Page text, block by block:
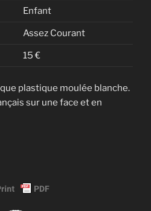
Enfant
Assez Courant
15 €
plastique moulée blanche.
sur une face et en